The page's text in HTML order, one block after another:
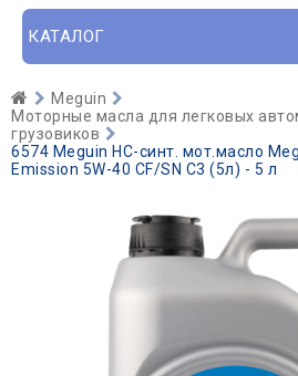
КАТАЛОГ
Meguin
Моторные масла для легковых
грузовиков
6574 Meguin НС-синт. мот.масло
Emission 5W-40 CF/SN C3 (5л) - 5 л